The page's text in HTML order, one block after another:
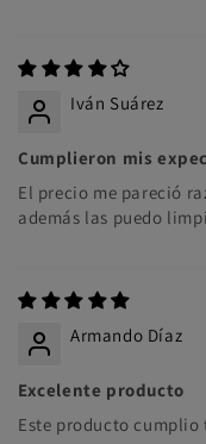
Iván Suárez
Cumplieron mis
El precio me pareció
además las puedo
Armando Díaz
Excelente producto
Este producto